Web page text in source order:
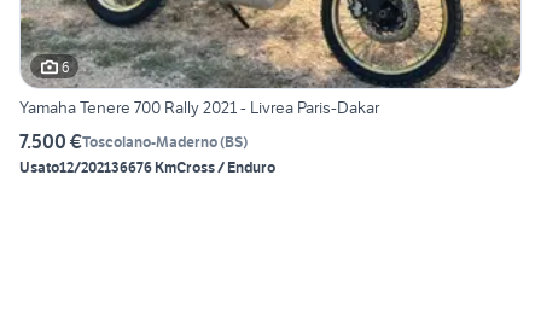
6
Yamaha Tenere 700 Rally 2021 - Livrea Paris-Dakar
7.500 €Toscolano-Maderno(BS)
Usato12/202136676 KmCross / Enduro